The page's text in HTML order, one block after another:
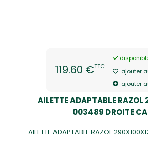
119.60 €TTC
ajouter
ajouter
AILETTE ADAPTABLE RAZOL
003489 DROITE
AILETTE ADAPTABLE RAZOL